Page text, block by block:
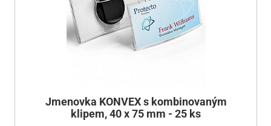
Jmenovka KONVEX s kombinovaným
klipem, 40 x 75 mm - 25 ks